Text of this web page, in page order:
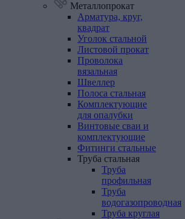
Металлопрокат
Арматура, круг,
квадрат
Уголок стальной
Листовой прокат
Проволока
вязальная
Швеллер
Полоса стальная
Комплектующие
для опалубки
Винтовые сваи и
комплектующие
Фитинги стальные
Труба стальная
Труба
профильная
Труба
водогазопроводная
Труба круглая